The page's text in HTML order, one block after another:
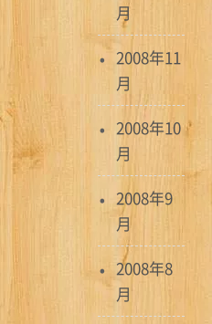
月
2008年11
月
2008年10
月
2008年9
月
2008年8
月